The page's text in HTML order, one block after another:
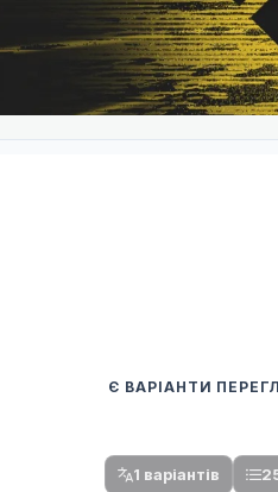
Є ВАРІАНТИ
1 варіантів